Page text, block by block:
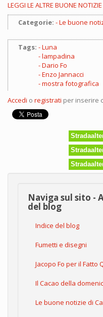
LEGGI LE ALTRE BUONE
Categorie:
Le buone
Tags:
Luna
lampadina
Dario Fo
Enzo Jannacci
mostra fotografica
Accedi o registrati per inserire
Naviga sul sito -
del blog
Indice del blog
Fumetti e disegni
Jacopo Fo per il Fatto
Il Cacao della
Le buone notizie di